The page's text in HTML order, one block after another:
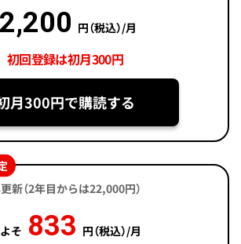
2,200 円（税込）/月
初回登録は初月300円
月300円で購読する
新（2年目からは22,000円）
そ 833 円（税込）/月